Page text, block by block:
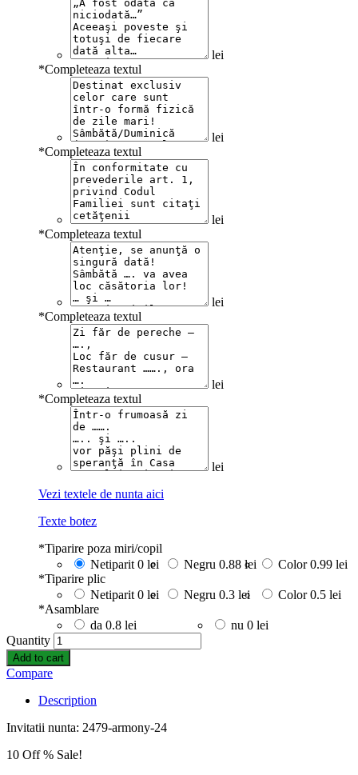
lei
*Completeaza textul
lei
*Completeaza textul
lei
*Completeaza textul
lei
*Completeaza textul
lei
*Completeaza textul
lei
Vezi textele de nunta aici
Texte botez
*Tiparire poza miri/copil
Netiparit 0 lei Negru 0.88 lei Color 0.99 lei
*Tiparire plic
Netiparit 0 lei Negru 0.3 lei Color 0.5 lei
*Asamblare
da 0.8 lei nu 0 lei
Quantity
Add to cart
Compare
Description
Invitatii nunta: 2479-armony-24
10 Off % Sale!